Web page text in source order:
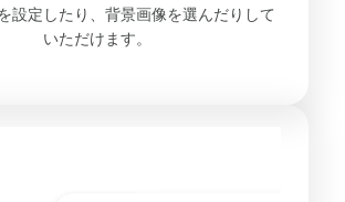
設定したり、背景画像を選んだりして
いただけます。